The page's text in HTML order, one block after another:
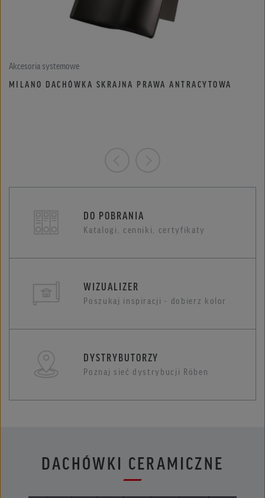
Akcesoria systemowe
MILANO DACHÓWKA SKRAJNA PRAWA ANTRACYTOWA
DO POBRANIA
Katalogi, cenniki, certyfikaty
WIZUALIZER
Poszukaj inspiracji - dobierz kolor
DYSTRYBUTORZY
Poznaj sieć dystrybucji Röben
DACHÓWKI CERAMICZNE